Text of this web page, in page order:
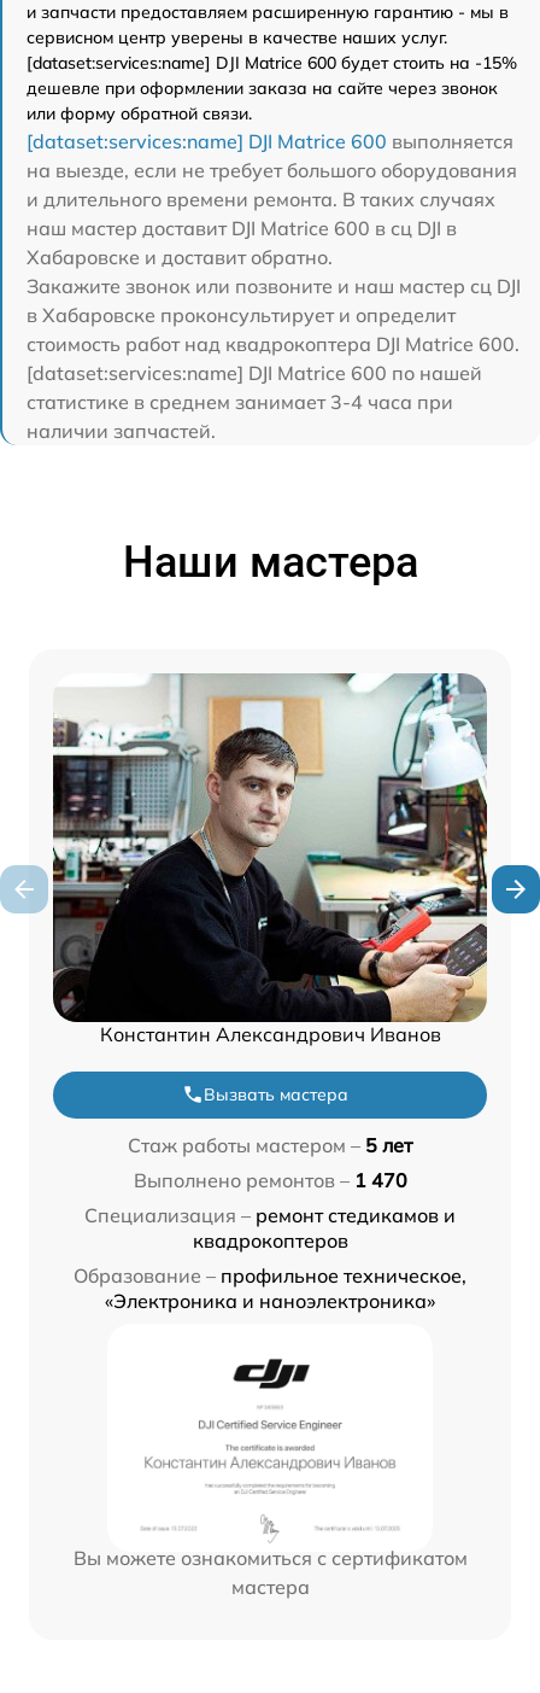
и запчасти предоставляем расширенную гарантию - мы в
сервисном центр уверены в качестве наших услуг.
[dataset:services:name] DJI Matrice 600 будет стоить на -15%
дешевле при оформлении заказа на сайте через звонок
или форму обратной связи.
[dataset:services:name] DJI Matrice 600 выполняется
на выезде, если не требует большого оборудования
и длительного времени ремонта. В таких случаях
наш мастер доставит DJI Matrice 600 в сц DJI в
Хабаровске и доставит обратно.
Закажите звонок или позвоните и наш мастер сц DJI
в Хабаровске проконсультирует и определит
стоимость работ над квадрокоптера DJI Matrice 600.
[dataset:services:name] DJI Matrice 600 по нашей
статистике в среднем занимает 3-4 часа при
наличии запчастей.
Наши мастера
Константин Александрович Иванов
Вызвать мастера
Стаж работы мастером – 5 лет
Выполнено ремонтов – 1 470
Специализация – ремонт стедикамов и
квадрокоптеров
Образование – профильное техническое,
«Электроника и наноэлектроника»
Вы можете ознакомиться с сертификатом
мастера